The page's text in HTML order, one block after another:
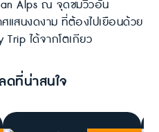
Alps ณ จุดชมวิวอัน
แสนงดงาม ที่ต้องไปเยือนด้วย
ได้จากโตเกียว
ที่น่าสนใจ